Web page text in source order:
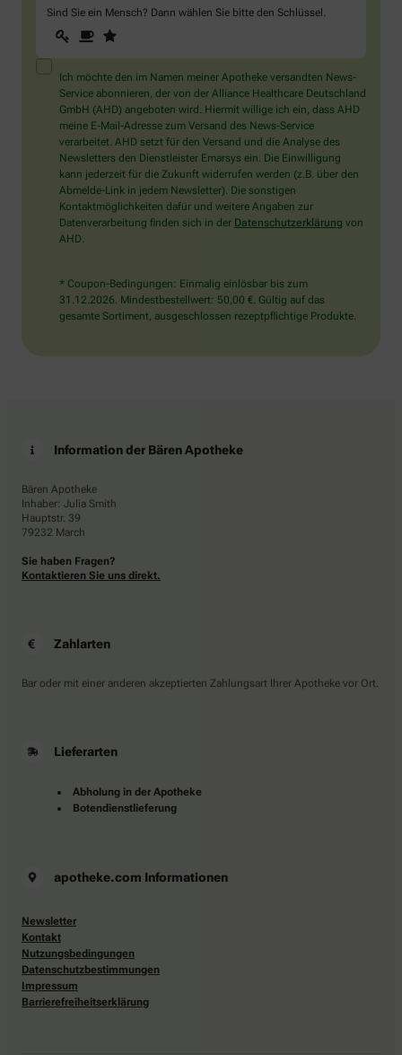
Sind Sie ein Mensch? Dann wählen Sie bitte den Schlüssel.
Sind
Sie
ein
Mensch?
Dann
wählen
Sie
bitte
den
Schlüssel.
1 2
Ich möchte den im Namen meiner Apotheke versandten News-
Service abonnieren, der von der Alliance Healthcare Deutschland
GmbH (AHD) angeboten wird. Hiermit willige ich ein, dass AHD
meine E-Mail-Adresse zum Versand des News-Service
verarbeitet. AHD setzt für den Versand und die Analyse des
Newsletters den Dienstleister Emarsys ein. Die Einwilligung
kann jederzeit für die Zukunft widerrufen werden (z.B. über den
Abmelde-Link in jedem Newsletter). Die sonstigen
Kontaktmöglichkeiten dafür und weitere Angaben zur
Datenverarbeitung finden sich in der Datenschutzerklärung von
AHD.
* Coupon-Bedingungen: Einmalig einlösbar bis zum
31.12.2026. Mindestbestellwert: 50,00 €. Gültig auf das
gesamte Sortiment, ausgeschlossen rezeptpflichtige Produkte.
Information der Bären Apotheke
Bären Apotheke
Inhaber: Julia Smith
Hauptstr. 39
79232 March
Sie haben Fragen?
Kontaktieren Sie uns direkt.
Zahlarten
Bar oder mit einer anderen akzeptierten Zahlungsart Ihrer Apotheke vor Ort.
Lieferarten
Abholung in der Apotheke
Botendienstlieferung
apotheke.com Informationen
Newsletter
Kontakt
Nutzungsbedingungen
Datenschutzbestimmungen
Impressum
Barrierefreiheitserklärung